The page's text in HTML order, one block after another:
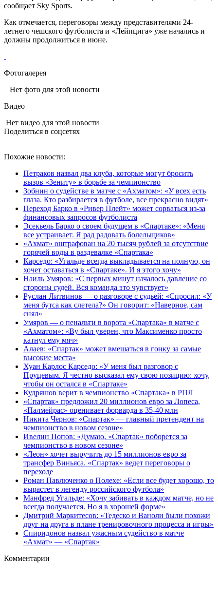
сообщает Sky Sports.
Как отмечается, переговоры между представителями 24-
летнего чешского футболиста и «Лейпцига» уже начались и
должны продолжиться в июне.
Фотогалерея
Нет фото для этой новости
Видео
Нет видео для этой новости
Поделиться в соцсетях
Похожие новости:
Петраков назвал два клуба, которые могут бросить
вызов «Зениту» в борьбе за чемпионство
Зобнин о судействе в матче с «Ахматом»: «У всех есть
глаза. Кто разбирается в футболе, все прекрасно видят»
Переход Барко в «Ривер Плейт» может сорваться из‑за
финансовых запросов футболиста
Эсекьель Барко о своем будущем в «Спартаке»: «Меня
все устраивает. Я рад радовать болельщиков»
«Ахмат» оштрафован на 20 тысяч рублей за отсутствие
горячей воды в раздевалке «Спартака»
Карседо: «Угальде всегда выкладывается на полную, он
хочет оставаться в «Спартаке». И я этого хочу»
Наиль Умяров: «С первых минут началось давление со
стороны судей. Вся команда это чувствует»
Руслан Литвинов — о разговоре с судьей: «Спросил: «У
меня бутса как слетела?» Он говорит: «Наверное, сам
снял»
Умяров — о пенальти в ворота «Спартака» в матче с
«Ахматом»: «Ву был уверен, что Максименко просто
катнул ему мяч»
Алаев: «Спартак» может вмешаться в гонку за самые
высокие места»
Хуан Карлос Карседо: «У меня был разговор с
Пруцевым. Я честно высказал ему свою позицию: хочу,
чтобы он остался в «Спартаке»
Кудряшов верит в чемпионство «Спартака» в РПЛ
«Спартак» предложил 20 миллионов евро за Лопеса,
«Палмейрас» оценивает форварда в 35-40 млн
Никита Чернов: «Спартак» — главный претендент на
чемпионство в новом сезоне»
Ивелин Попов: «Думаю, «Спартак» поборется за
чемпионство в новом сезоне»
«Леон» хочет выручить до 15 миллионов евро за
трансфер Виньяса. «Спартак» ведет переговоры о
переходе
Роман Павлюченко о Полехе: «Если все будет хорошо, то
вырастет в легенду российского футбола»
Манфред Угальде: «Хочу забивать в каждом матче, но не
всегда получается. Но я в хорошей форме»
Дмитрий Маркитесов: «Тедеско и Ваноли были похожи
друг на друга в плане тренировочного процесса и игры»
Спиридонов назвал ужасным судейство в матче
«Ахмат» — «Спартак»
Комментарии